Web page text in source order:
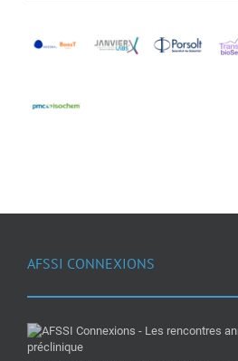
AFSSI CONNEXIONS